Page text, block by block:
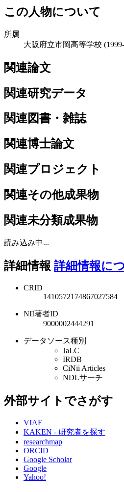
この人物について
所属
大阪府立市岡高等学校
関連論文
関連研究データ
関連図書・雑誌
関連博士論文
関連プロジェクト
関連その他成果物
関連未分類成果物
読み込み中...
詳細情報 詳細情報に
CRID
1410572174867027584
NII著者ID
9000002444291
データソース種別
JaLC
IRDB
CiNii Articles
NDLサーチ
外部サイトでさがす
VIAF
KAKEN - 研究者を探す
researchmap
ORCID
Google Scholar
Google
Yahoo!